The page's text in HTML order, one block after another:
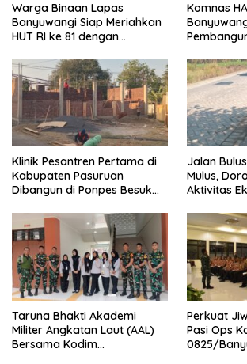
Warga Binaan Lapas
Banyuwangi Siap Meriahkan
HUT RI ke 81 dengan
Komnas
Nasional
Klinik Pesantren Pertama di
Kabupaten Pasuruan
Dibangun di Ponpes Besuk
Kesehatan Santri
Jalan
Mulus,
Aktivitas
Taruna Bhakti Akademi
Militer Angkatan Laut (AAL)
Bersama Kodim
Perkuat
Pasi Ops
0825/